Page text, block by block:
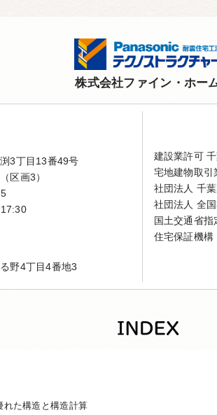
株式会社ファイン・ホー
3丁目13番49号
区画3）
野4丁目4番地3
建設業許可
宅地建物取
社団法人 千
社団法人 全
国土交通省
住宅保証機
れた構造と構造計算